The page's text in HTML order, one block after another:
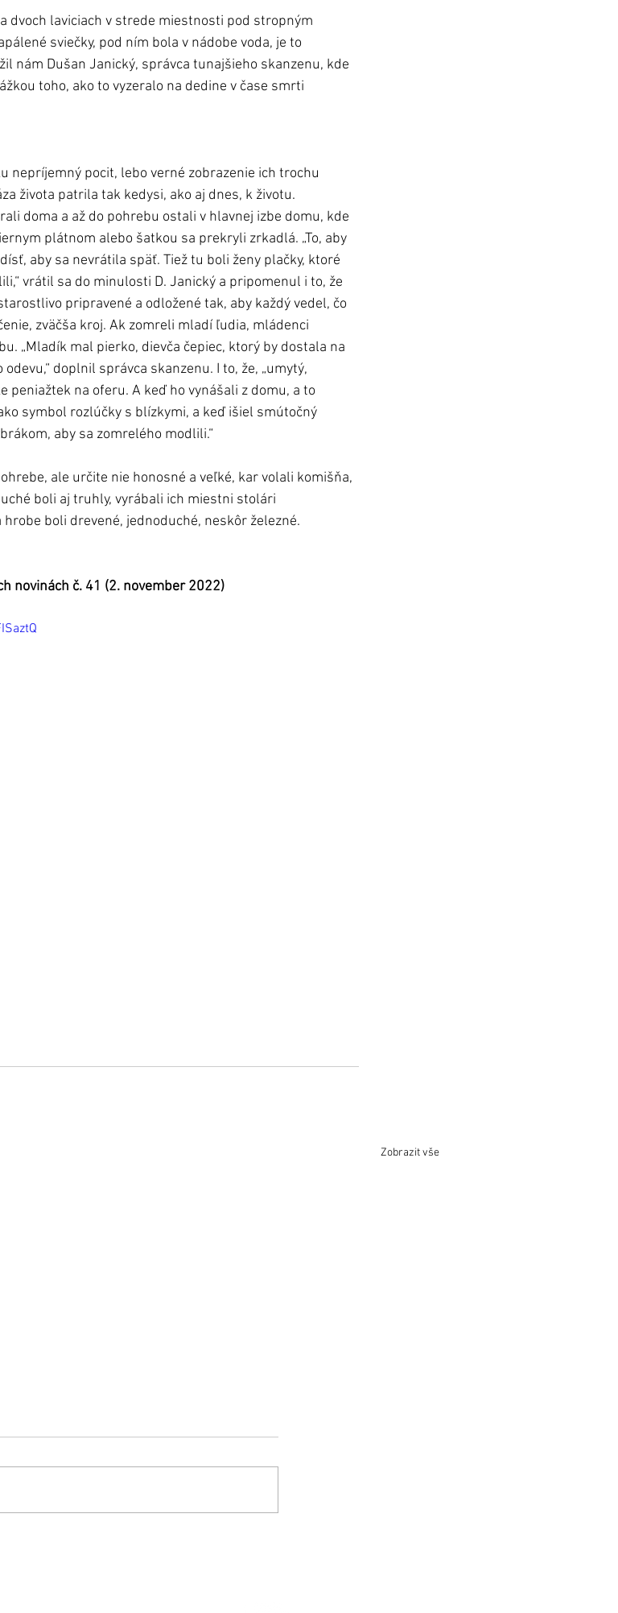
dvoch laviciach v strede miestnosti pod stropným
sviečky, pod ním bola v nádobe voda, je to
nám Dušan Janický, správca tunajšieho skanzenu, kde
toho, ako to vyzeralo na dedine v čase smrti
života patrila tak kedysi, ako aj dnes, k životu.
doma a až do pohrebu ostali v hlavnej izbe domu, kde
plátnom alebo šatkou sa prekryli zrkadlá. „To, aby
aby sa nevrátila späť. Tiež tu boli ženy plačky, ktoré
vrátil sa do minulosti D. Janický a pripomenul i to, že
pripravené a odložené tak, aby každý vedel, čo
zväčša kroj. Ak zomreli mladí ľudia, mládenci
„Mladík mal pierko, dievča čepiec, ktorý by dostala na
doplnil správca skanzenu. I to, že, „umytý,
peniažtek na oferu. A keď ho vynášali z domu, a to
symbol rozlúčky s blízkymi, a keď išiel smútočný
aby sa zomrelého modlili.“
ale určite nie honosné a veľké, kar volali komišňa,
boli aj truhly, vyrábali ich miestni stolári
hrobe boli drevené, jednoduché, neskôr železné.
novinách č. 41 (2. november 2022)
Zobrazit vše